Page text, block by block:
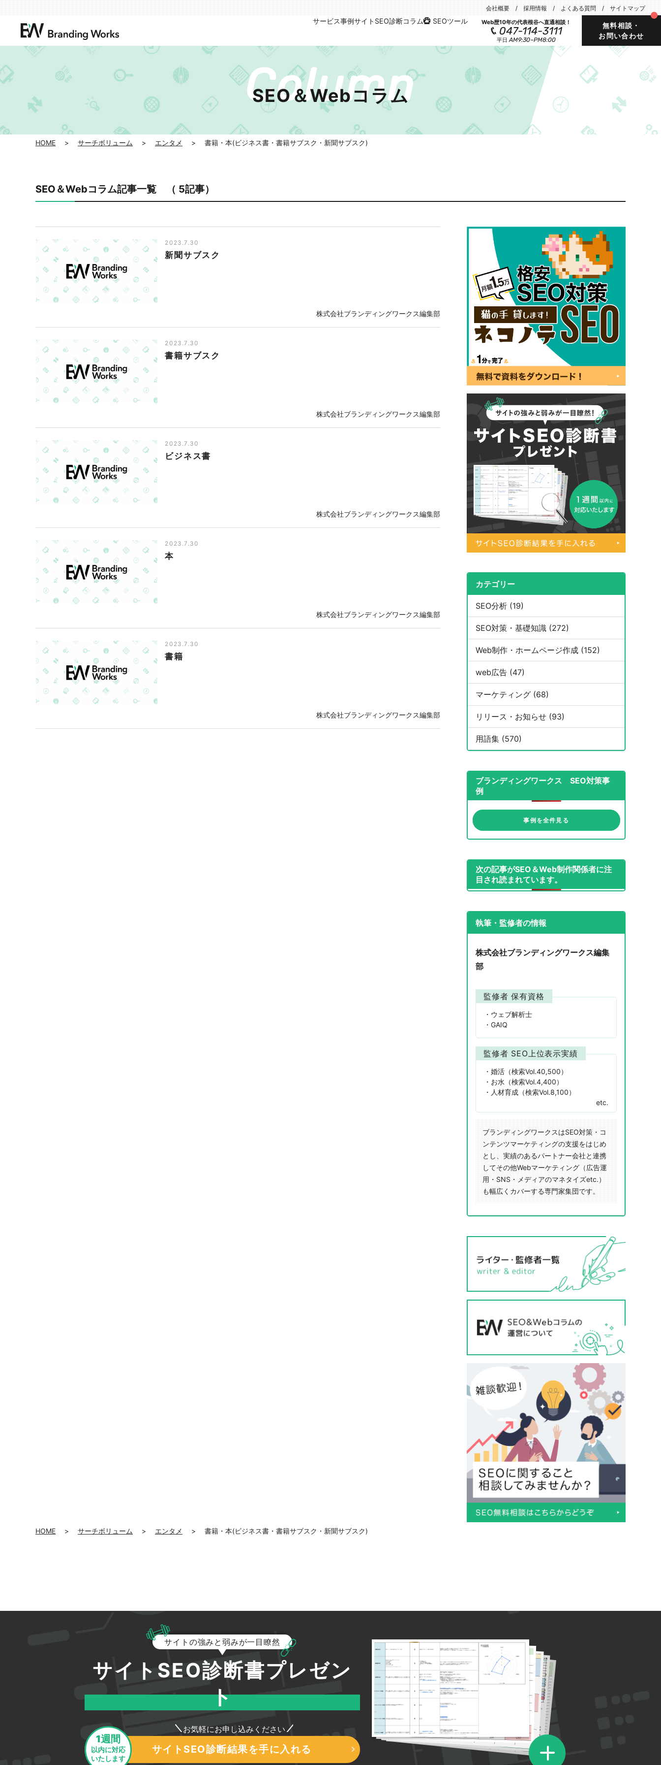
会社概要 採用情報 よくある質問 サイトマップ
サービス事例サイトSEO診断コラム SEOツール Web歴10年の代表根谷へ直通相談！
047-114-3111
平日AM9:30~PM8:00
無料相談・
お問い合わせ
SEO＆Webコラム
HOME > サーチボリューム > エンタメ > 書籍・本(ビジネス書・書籍サブスク・新聞サブスク)
SEO＆Webコラム記事一覧 （ 5記事）
2023.7.30
新聞サブスク
株式会社ブランディングワークス編集部
2023.7.30
書籍サブスク
株式会社ブランディングワークス編集部
2023.7.30
ビジネス書
株式会社ブランディングワークス編集部
2023.7.30
本
株式会社ブランディングワークス編集部
2023.7.30
書籍
株式会社ブランディングワークス編集部
カテゴリー
SEO分析 (19)
SEO対策・基礎知識 (272)
Web制作・ホームページ作成 (152)
web広告 (47)
マーケティング (68)
リリース・お知らせ (93)
用語集 (570)
ブランディングワークス SEO対策事
例
事例を全件見る
次の記事がSEO＆Web制作関係者に注
目され読まれています。
執筆・監修者の情報
株式会社ブランディングワークス編集
部
監修者 保有資格
ウェブ解析士
GAIQ
監修者 SEO上位表示実績
婚活（検索Vol.40,500）
お水（検索Vol.4,400）
人材育成（検索Vol.8,100）
etc.
ブランディングワークスはSEO対策・コ
ンテンツマーケティングの支援をはじめ
とし、実績のあるパートナー会社と連携
してその他Webマーケティング（広告運
用・SNS・メディアのマネタイズetc.）
も幅広くカバーする専門家集団です。
HOME > サーチボリューム > エンタメ > 書籍・本(ビジネス書・書籍サブスク・新聞サブスク)
サイトの強みと弱みが一目瞭然
サイトSEO診断書プレゼン
ト
お気軽にお申し込みください
1週間
以内に対応
いたします
サイトSEO診断結果を手に入れる